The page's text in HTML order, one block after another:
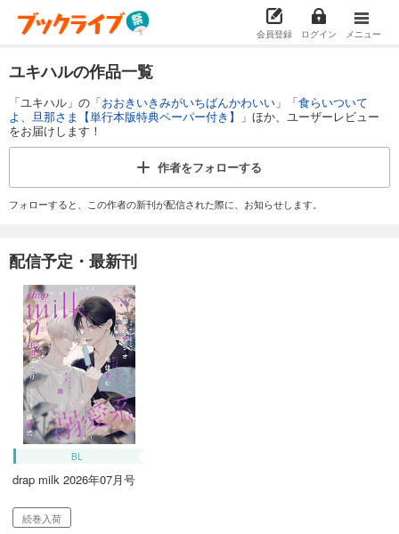
会員登録 ログイン メニュー
ユキハルの作品一覧
「ユキハル」の「おおきいきみがいちばんかわいい 」「食らいついて
よ、旦那さま【単行本版特典ペーパー付き】
」ほか、ユーザーレビュー
をお届けします！
作者をフォローする
フォローすると、この作者の新刊が配信された際に、お知らせします。
配信予定・最新刊
BL
drap milk 2026年07月号
続巻入荷